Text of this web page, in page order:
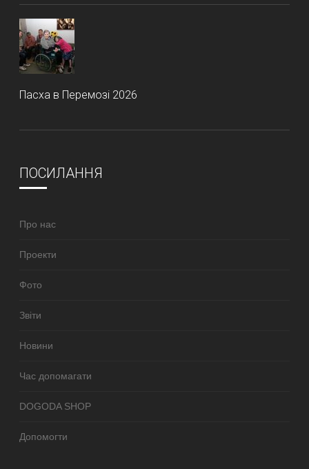
Пасха в Перемозі 2026
ПОСИЛАННЯ
Про нас
Проекти
Фото
Звіти
Новини
Час допомагати
DOGODA SHOP
Допомогти